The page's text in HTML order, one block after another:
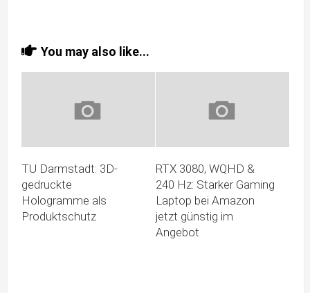
You may also like...
TU Darmstadt: 3D-
gedruckte
Hologramme als
Produktschutz
RTX 3080, WQHD &
240 Hz: Starker Gaming
Laptop bei Amazon
jetzt günstig im
Angebot